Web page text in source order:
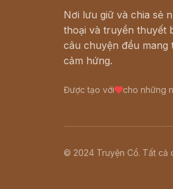
Nơi lưu giữ và chia sẻ
thoại và truyền thuyết
câu chuyện đều mang
cảm hứng.
Được tạo với cho những
© 2024 Truyện Cổ. Tất cả